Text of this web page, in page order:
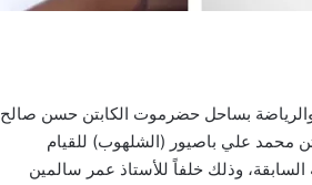
والرياضة بساحل حضرموت الكابتن حسن صالح
محمد علي باصيور (الشلهوب) للقيام
وذلك خلفاً للأستاذ عمر سالمين